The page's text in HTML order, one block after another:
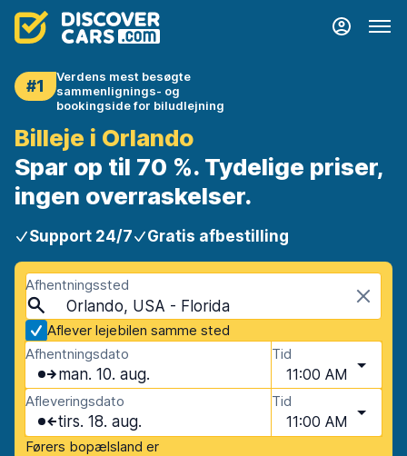
#1
Verdens mest besøgte
sammenlignings- og
bookingside for biludlejning
Billeje i Orlando
Spar op til 70 %. Tydelige priser,
ingen overraskelser.
Support 24/7 Gratis afbestilling
Afhentningssted
Orlando, USA - Florida
Aflever lejebilen samme sted
Afhentningsdato
man. 10. aug.
Tid
11:00 AM
Afleveringsdato
tirs. 18. aug.
Tid
11:00 AM
Førers bopælsland er